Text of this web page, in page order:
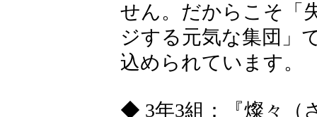
せん。だからこそ「
ジする元気な集団」
込められています。
◆ 3年3組：『燦々（